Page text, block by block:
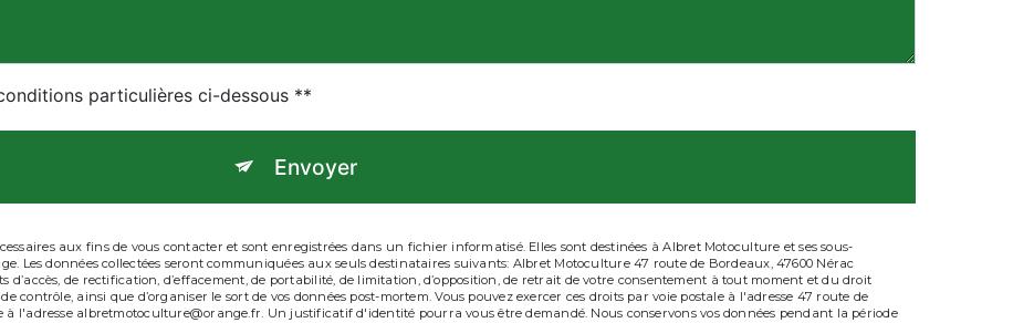
particulières ci-dessous **
Envoyer
aux fins de vous contacter et sont enregistrées dans un fichier informatisé. Elles sont destinées à Albret Motoculture et ses sous-
Les données collectées seront communiquées aux seuls destinataires suivants: Albret Motoculture 47 route de Bordeaux, 47600 Nérac
d’accès, de rectification, d’effacement, de portabilité, de limitation, d’opposition, de retrait de votre consentement à tout moment et du droit
contrôle, ainsi que d’organiser le sort de vos données post-mortem. Vous pouvez exercer ces droits par voie postale à l'adresse 47 route de
l'adresse albretmotoculture@orange.fr. Un justificatif d'identité pourra vous être demandé. Nous conservons vos données pendant la période